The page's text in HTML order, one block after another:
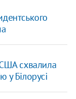
схвалила
у Білорусі